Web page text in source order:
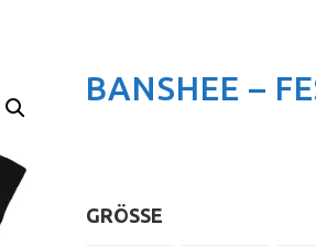
BANSHEE –
GRÖSSE